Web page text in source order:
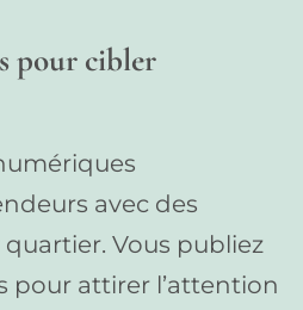
pour cibler
avec des
Vous publiez
pour attirer l’attention